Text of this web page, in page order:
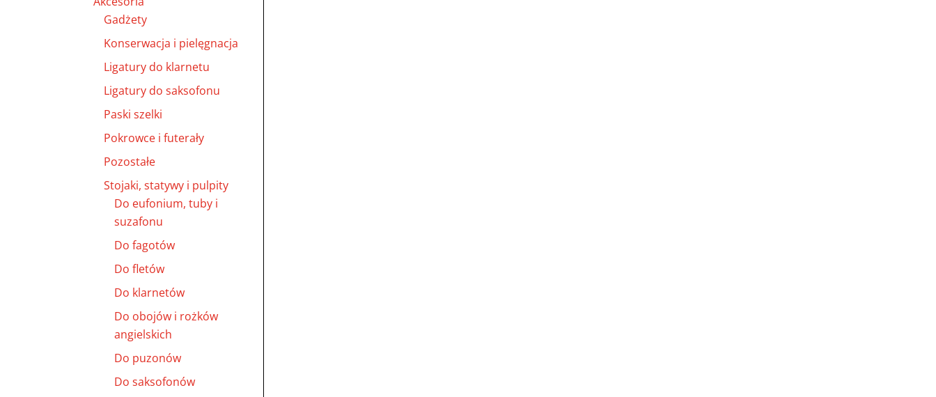
Gadżety
Konserwacja i pielęgnacja
Ligatury do klarnetu
Ligatury do saksofonu
Paski szelki
Pokrowce i futerały
Pozostałe
Stojaki, statywy i pulpity
Do eufonium, tuby i
suzafonu
Do fagotów
Do fletów
Do klarnetów
Do obojów i rożków
angielskich
Do puzonów
Do saksofonów